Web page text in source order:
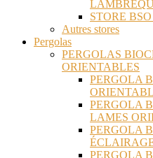
STORE
Autres stores
Pergolas
PERGOLAS
ORIENTABLES
PERGOLA
PERGOLA
LAMES
PERGOLA
PERGOLA